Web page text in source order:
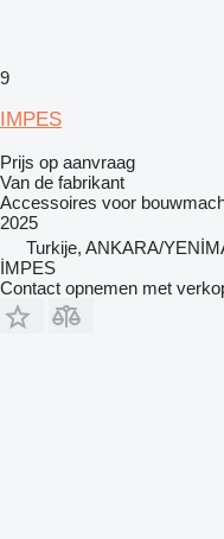
9
IMPES
Prijs op aanvraag
Van de fabrikant
Accessoires voor
2025
Turkije, ANKARA/
İMPES
Contact opnemen met